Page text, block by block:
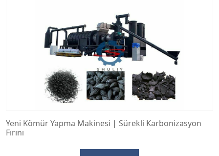
Yeni Kömür Yapma Makinesi | Sürekli Karbonizasyon
Fırını